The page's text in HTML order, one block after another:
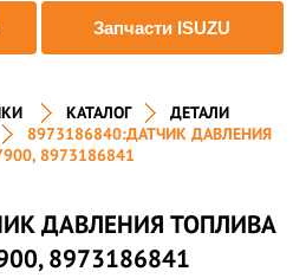
Запчасти ISUZU
КАТАЛОГ
ДЕТАЛИ
8973186840:ДАТЧИК ДАВЛЕНИЯ
8973186841
ДАВЛЕНИЯ ТОПЛИВА
8973186841